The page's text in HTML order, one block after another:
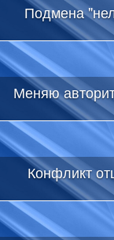
Подмена
Меняю
Конфликт